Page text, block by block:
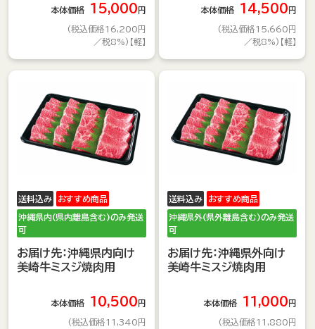
本体価格 15,000 円
(税込価格16,200円
／税8%)【軽】
本体価格 14,500 円
(税込価格15,660円
／税8%)【軽】
送料込み おすすめ商品
沖縄県内(県内離島含む)のみ発送
可
お届け先：沖縄県内向け
美崎牛ミスジ焼肉用
本体価格 10,500 円
(税込価格11,340円
送料込み おすすめ商品
沖縄県外(県外離島含む)のみ発送
可
お届け先：沖縄県外向け
美崎牛ミスジ焼肉用
本体価格 11,000 円
(税込価格11,880円